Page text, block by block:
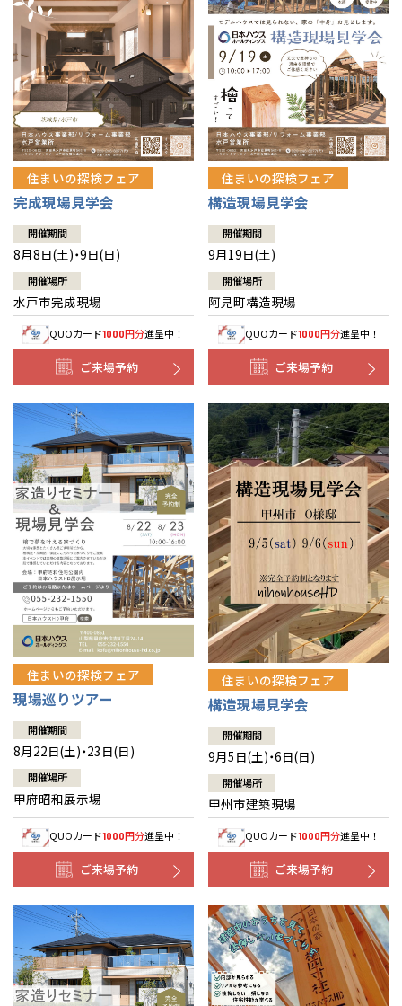
住まいの探検フェア
完成現場見学会
開催期間
8月8日(土)・9日(日)
開催場所
水戸市完成現場
QUOカード1000円分進呈中！
ご来場予約
住まいの探検フェア
構造現場見学会
開催期間
9月19日(土)
開催場所
阿見町構造現場
QUOカード1000円分進呈中！
ご来場予約
住まいの探検フェア
現場巡りツアー
開催期間
8月22日(土)・23日(日)
開催場所
甲府昭和展示場
QUOカード1000円分進呈中！
ご来場予約
住まいの探検フェア
構造現場見学会
開催期間
9月5日(土)・6日(日)
開催場所
甲州市建築現場
QUOカード1000円分進呈中！
ご来場予約